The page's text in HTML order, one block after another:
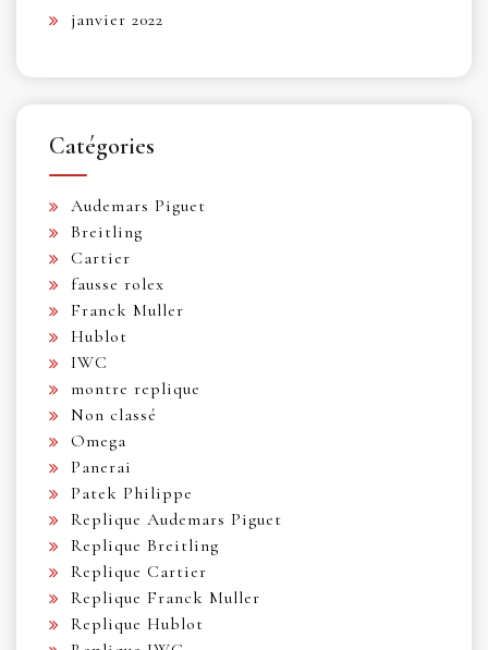
janvier 2022
Catégories
Audemars Piguet
Breitling
Cartier
fausse rolex
Franck Muller
Hublot
IWC
montre replique
Non classé
Omega
Panerai
Patek Philippe
Replique Audemars Piguet
Replique Breitling
Replique Cartier
Replique Franck Muller
Replique Hublot